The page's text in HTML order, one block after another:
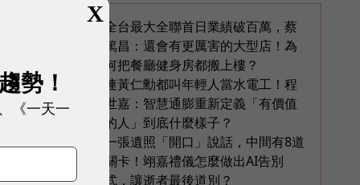
1 全台最大全聯首日業績破百萬，蔡
篤昌：還會有更厲害的大型店！為
何把餐廳健身房都搬上樓？
連黃仁勳都叫年輕人當水電工！程
世嘉：智慧通膨重新定義「有價值
的人」到底什麼樣子？
一張遺照「開口」說話，中間有8道
關卡！翊嘉禮儀怎麼做出AI告別
式，讓逝者最後道別？
X
勢！
《一天一